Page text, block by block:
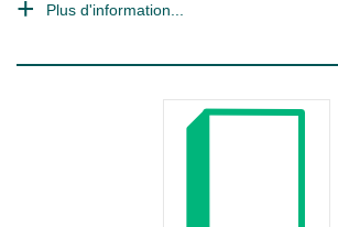
Plus d'information...